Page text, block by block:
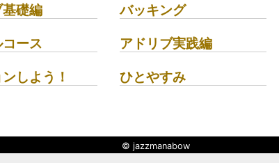
礎編
バッキング
ース
アドリブ実践編
しよう！
ひとやすみ
© jazzmanabow